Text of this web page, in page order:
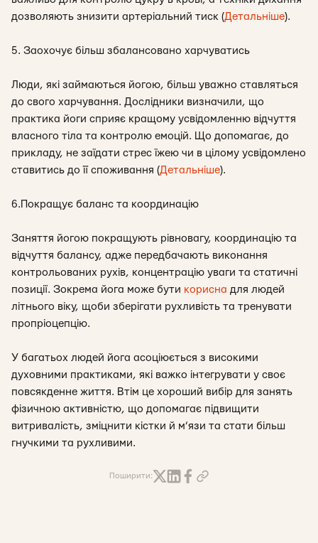
дозволяють знизити артеріальний тиск (Детальніше).
5. Заохочує більш збалансовано харчуватись
Люди, які займаються йогою, більш уважно ставляться
до свого харчування. Дослідники визначили, що
практика йоги сприяє кращому усвідомленню відчуття
власного тіла та контролю емоцій. Що допомагає, до
прикладу, не заїдати стрес їжею чи в цілому усвідомлено
ставитись до її споживання (Детальніше).
6.Покращує баланс та координацію
Заняття йогою покращують рівновагу, координацію та
відчуття балансу, адже передбачають виконання
контрольованих рухів, концентрацію уваги та статичні
позиції. Зокрема йога може бути корисна для людей
літнього віку, щоби зберігати рухливість та тренувати
пропріоцепцію.
У багатьох людей йога асоціюється з високими
духовними практиками, які важко інтегрувати у своє
повсякденне життя. Втім це хороший вибір для занять
фізичною активністю, що допомагає підвищити
витривалість, зміцнити кістки й м’язи та стати більш
гнучкими та рухливими.
Поширити: